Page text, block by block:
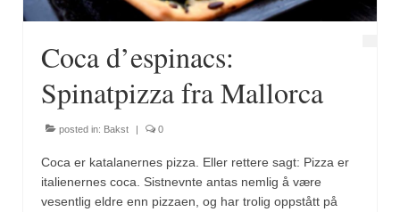
Coca d’espinacs:
Spinatpizza fra Mallorca
posted in: Bakst | 0
Coca er katalanernes pizza. Eller rettere sagt: Pizza er
italienernes coca. Sistnevnte antas nemlig å være
vesentlig eldre enn pizzaen, og har trolig oppstått på